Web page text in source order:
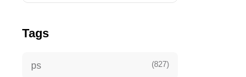
Tags
ps (827)